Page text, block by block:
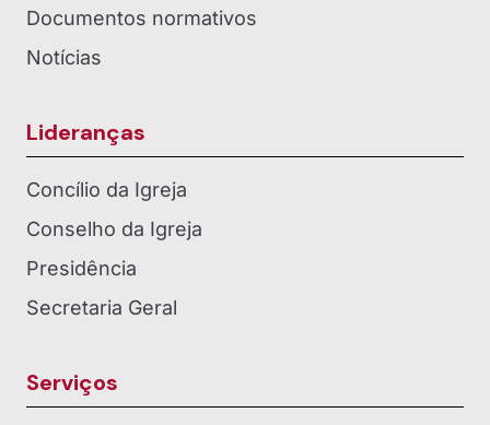
Documentos normativos
Notícias
Lideranças
Concílio da Igreja
Conselho da Igreja
Presidência
Secretaria Geral
Serviços